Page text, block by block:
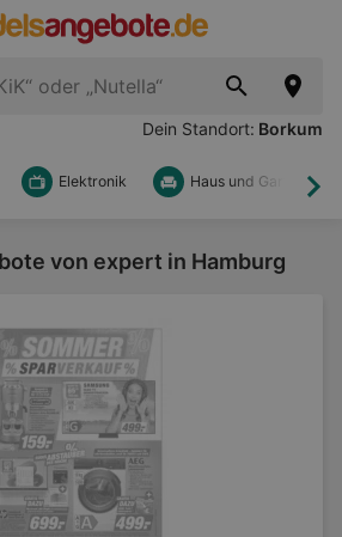
Dein Standort: Borkum
Elektronik Haus und Garten
von expert in Hamburg